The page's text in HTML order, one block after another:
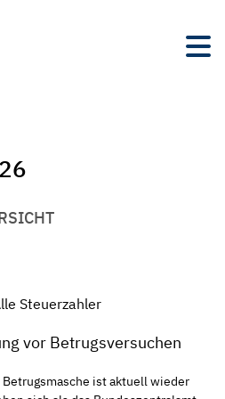
Steuerzahler
vor Betrugsversuchen